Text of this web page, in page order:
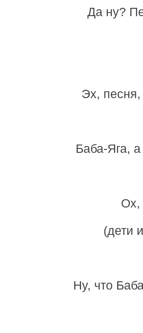
Да ну?
Эх, песня,
Баба-Яга,
Ох,
(дети
Ну, что